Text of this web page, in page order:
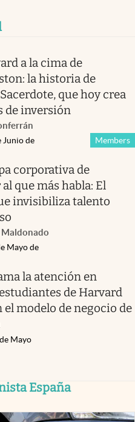
a la cima de
la historia de
que hoy crea
de inversión
Members
Junio de
corporativa de
que más habla: El
invisibiliza talento
Maldonado
Mayo de
la atención en
de Harvard
el modelo de negocio de
Mayo
España